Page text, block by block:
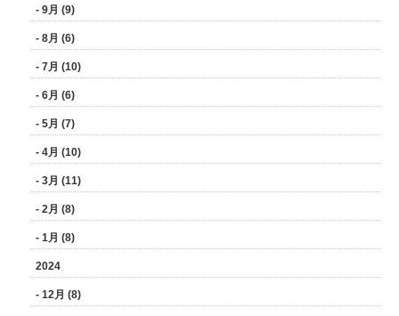
- 9月 (9)
- 8月 (6)
- 7月 (10)
- 6月 (6)
- 5月 (7)
- 4月 (10)
- 3月 (11)
- 2月 (8)
- 1月 (8)
2024
- 12月 (8)